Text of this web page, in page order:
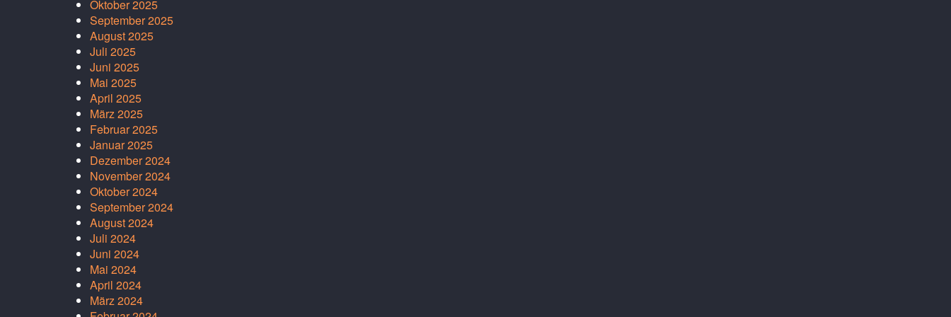
Oktober 2025
September 2025
August 2025
Juli 2025
Juni 2025
Mai 2025
April 2025
März 2025
Februar 2025
Januar 2025
Dezember 2024
November 2024
Oktober 2024
September 2024
August 2024
Juli 2024
Juni 2024
Mai 2024
April 2024
März 2024